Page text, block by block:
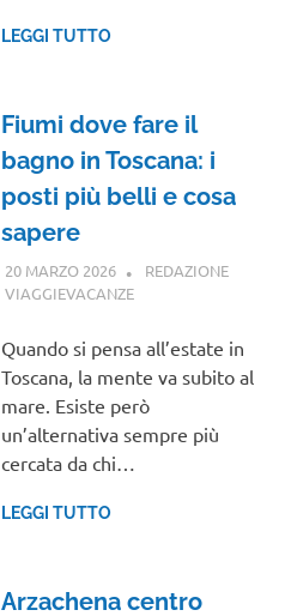
LEGGI TUTTO
Fiumi dove fare il
bagno in Toscana: i
posti più belli e cosa
sapere
20 MARZO 2026
REDAZIONE
VIAGGIEVACANZETOSCANA
Quando si pensa all’estate in
Toscana, la mente va subito al
mare. Esiste però
un’alternativa sempre più
cercata da chi…
LEGGI TUTTO
Arzachena centro